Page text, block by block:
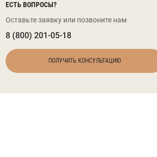
ЕСТЬ ВОПРОСЫ?
Оставьте заявку или позвоните нам
8 (800) 201-05-18
ПОЛУЧИТЬ КОНСУЛЬТАЦИЮ